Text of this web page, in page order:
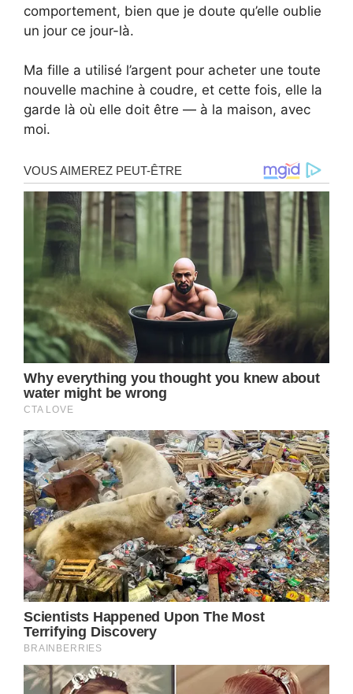
comportement, bien que je doute qu’elle oublie
un jour ce jour-là.
Ma fille a utilisé l’argent pour acheter une toute
nouvelle machine à coudre, et cette fois, elle la
garde là où elle doit être — à la maison, avec
moi.